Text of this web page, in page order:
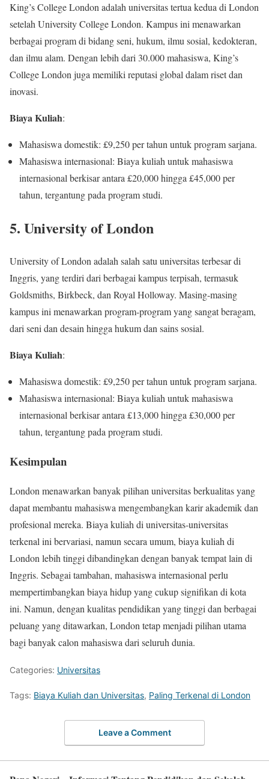
King’s College London adalah universitas tertua kedua di London
setelah University College London. Kampus ini menawarkan
berbagai program di bidang seni, hukum, ilmu sosial, kedokteran,
dan ilmu alam. Dengan lebih dari 30.000 mahasiswa, King’s
College London juga memiliki reputasi global dalam riset dan
inovasi.
Biaya Kuliah:
Mahasiswa domestik: £9,250 per tahun untuk program sarjana.
Mahasiswa internasional: Biaya kuliah untuk mahasiswa
internasional berkisar antara £20,000 hingga £45,000 per
tahun, tergantung pada program studi.
5. University of London
University of London adalah salah satu universitas terbesar di
Inggris, yang terdiri dari berbagai kampus terpisah, termasuk
Goldsmiths, Birkbeck, dan Royal Holloway. Masing-masing
kampus ini menawarkan program-program yang sangat beragam,
dari seni dan desain hingga hukum dan sains sosial.
Biaya Kuliah:
Mahasiswa domestik: £9,250 per tahun untuk program sarjana.
Mahasiswa internasional: Biaya kuliah untuk mahasiswa
internasional berkisar antara £13,000 hingga £30,000 per
tahun, tergantung pada program studi.
Kesimpulan
London menawarkan banyak pilihan universitas berkualitas yang
dapat membantu mahasiswa mengembangkan karir akademik dan
profesional mereka. Biaya kuliah di universitas-universitas
terkenal ini bervariasi, namun secara umum, biaya kuliah di
London lebih tinggi dibandingkan dengan banyak tempat lain di
Inggris. Sebagai tambahan, mahasiswa internasional perlu
mempertimbangkan biaya hidup yang cukup signifikan di kota
ini. Namun, dengan kualitas pendidikan yang tinggi dan berbagai
peluang yang ditawarkan, London tetap menjadi pilihan utama
bagi banyak calon mahasiswa dari seluruh dunia.
Categories: Universitas
Tags: Biaya Kuliah dan Universitas, Paling Terkenal di London
Leave a Comment